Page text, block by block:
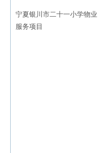
宁夏银川市二十一小学物业
服务项目